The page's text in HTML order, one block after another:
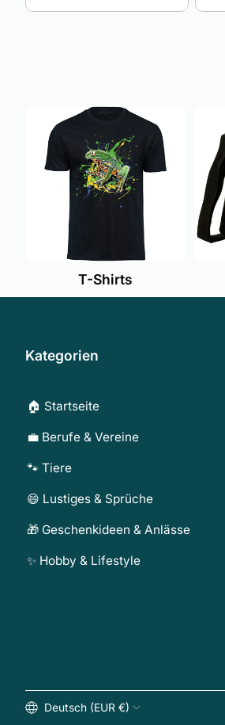
T-Shirts
Kategorien
🏠 Startseite
💼 Berufe & Vereine
🐾 Tiere
😄 Lustiges & Sprüche
🎁 Geschenkideen & Anlässe
✨ Hobby & Lifestyle
Deutsch (EUR €)